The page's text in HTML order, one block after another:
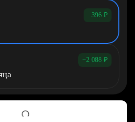
−396 ₽
−2 088 ₽